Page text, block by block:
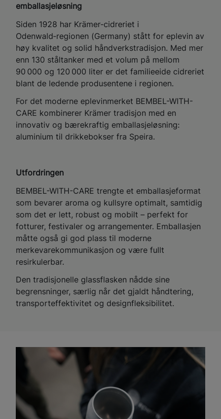
emballasjeløsning
Siden 1928 har Krämer‑cidreriet i
Odenwald‑regionen (Germany) stått for eplevin av
høy kvalitet og solid håndverkstradisjon. Med mer
enn 130 ståltanker med et volum på mellom
90 000 og 120 000 liter er det familieeide cidreriet
blant de ledende produsentene i regionen.
For det moderne eplevinmerket BEMBEL-WITH-
CARE kombinerer Krämer tradisjon med en
innovativ og bærekraftig emballasjeløsning:
aluminium til drikkebokser fra Speira.
Utfordringen
BEMBEL-WITH-CARE trengte et emballasjeformat
som bevarer aroma og kullsyre optimalt, samtidig
som det er lett, robust og mobilt – perfekt for
fotturer, festivaler og arrangementer. Emballasjen
måtte også gi god plass til moderne
merkevarekommunikasjon og være fullt
resirkulerbar.
Den tradisjonelle glassflasken nådde sine
begrensninger, særlig når det gjaldt håndtering,
transporteffektivitet og designfleksibilitet.